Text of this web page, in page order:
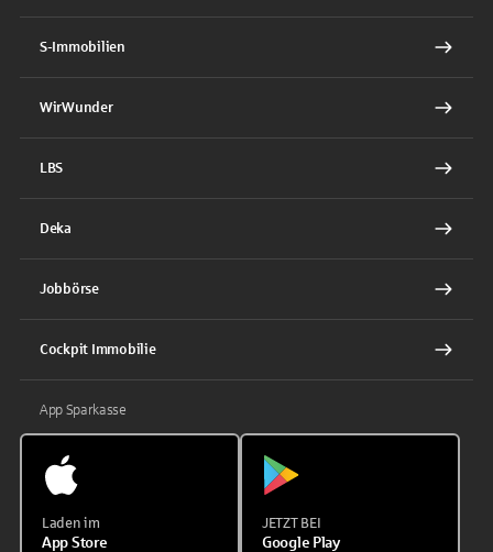
S-Immobilien
WirWunder
LBS
Deka
Jobbörse
Cockpit Immobilie
App Sparkasse
Laden im
App Store
JETZT BEI
Google Play